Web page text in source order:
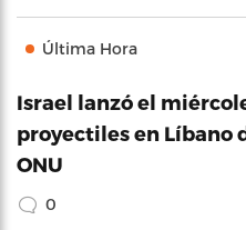
Última Hora
Israel lanzó el
proyectiles en Líbano
ONU
0